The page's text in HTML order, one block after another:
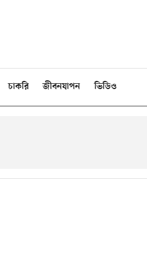
চাকরি জীবনযাপন ভিডিও